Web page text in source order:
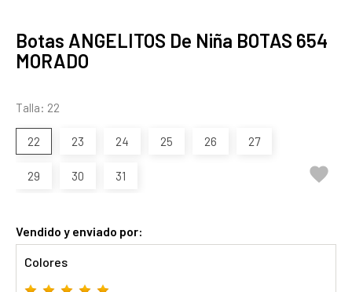
Botas ANGELITOS De Niña BOTAS 654
MORADO
Talla: 22
22 23 24 25 26 27
29 30 31 
Vendido y enviado por:
Colores